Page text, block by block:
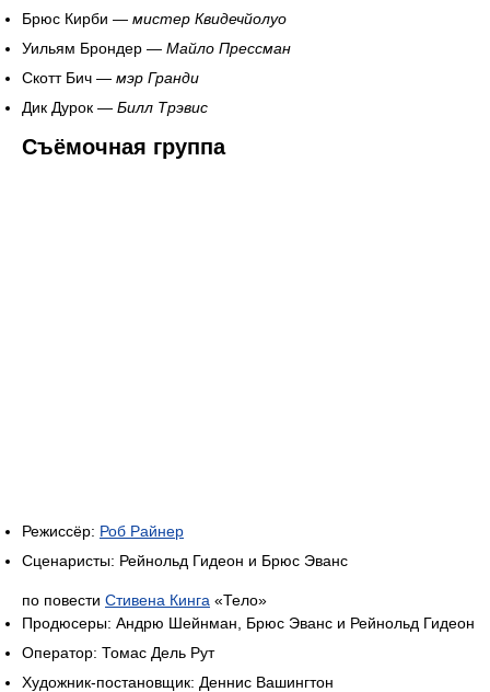
Брюс Кирби — мистер Квидечйолуо
Уильям Брондер — Майло Прессман
Скотт Бич — мэр Гранди
Дик Дурок — Билл Трэвис
Съёмочная группа
Режиссёр: Роб Райнер
Сценаристы: Рейнольд Гидеон и Брюс Эванс
по повести Стивена Кинга «Тело»
Продюсеры: Андрю Шейнман, Брюс Эванс и Рейнольд Гидеон
Оператор: Томас Дель Рут
Художник-постановщик: Деннис Вашингтон